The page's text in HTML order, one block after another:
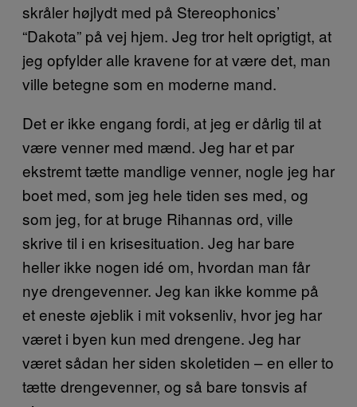
skråler højlydt med på Stereophonics’
“Dakota” på vej hjem. Jeg tror helt oprigtigt, at
jeg opfylder alle kravene for at være det, man
ville betegne som en moderne mand.
Det er ikke engang fordi, at jeg er dårlig til at
være venner med mænd. Jeg har et par
ekstremt tætte mandlige venner, nogle jeg har
boet med, som jeg hele tiden ses med, og
som jeg, for at bruge Rihannas ord, ville
skrive til i en krisesituation. Jeg har bare
heller ikke nogen idé om, hvordan man får
nye drengevenner. Jeg kan ikke komme på
et eneste øjeblik i mit voksenliv, hvor jeg har
været i byen kun med drengene. Jeg har
været sådan her siden skoletiden – en eller to
tætte drengevenner, og så bare tonsvis af